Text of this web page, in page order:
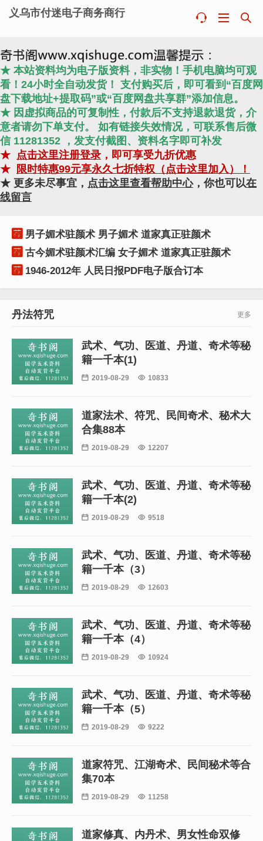
义乌市付迷电子商务商行 


★ 本站资料均为电子版资料，非实物！手机电脑均可观
看！24小时全自动发货！ 支付购买后，即可看到“百度网
盘下载地址+提取码”或“百度网盘共享群”添加信息。
★ 因虚拟商品的可复制性，付款后不支持退款退货，介
意者请勿下单支付。 如有链接失效情况，可联系售后微
信 11281352 ，发支付截图、资料名字即可补发
★ 点击这里注册登录 ，即可享受九折优惠
★
限时特惠99元享永久七折特权（点击这里加入）！
★ 更多未尽事宜， 点击这里查看帮助中心，你也可以在
线留言
 男子媚术驻颜术 男子媚术 道家真正驻颜术
 古今媚术驻颜术汇编 女子媚术 道家真正驻颜术
 1946-2012年 人民日报PDF电子版合订本
丹法符咒 更多
武术、气功、医道、丹道、奇术等秘
籍一千本(1)
 2019-08-29  10833
道家法术、符咒、民间奇术、秘术大
合集88本
 2019-08-29  12207
武术、气功、医道、丹道、奇术等秘
籍一千本(2)
 2019-08-29  9518
武术、气功、医道、丹道、奇术等秘
籍一千本（3）
 2019-08-29  12603
武术、气功、医道、丹道、奇术等秘
籍一千本（4）
 2019-08-29  10924
武术、气功、医道、丹道、奇术等秘
籍一千本（5）
 2019-08-29  9222
道家符咒、江湖奇术、民间秘术等合
集70本
 2019-08-29  11258
道家修真、内丹术、男女性命双修